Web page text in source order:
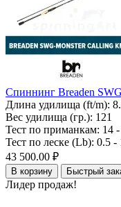
Спиннинг Breaden
Длина удилища (ft/m):
Вес удилища (гр.): 121
Тест по приманкам: 14
Тест по леске (Lb): 0.5 -
43 500.00 ₽
В корзину Быстрый
Лидер продаж!